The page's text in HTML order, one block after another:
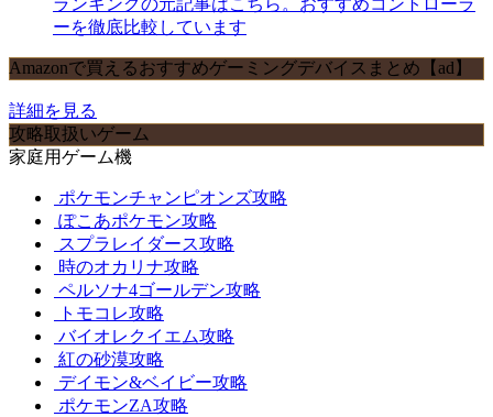
ランキングの元記事はこちら。おすすめコントローラ
ーを徹底比較しています
Amazonで買えるおすすめゲーミングデバイスまとめ【ad】
詳細を見る
攻略取扱いゲーム
家庭用ゲーム機
ポケモンチャンピオンズ攻略
ぽこあポケモン攻略
スプラレイダース攻略
時のオカリナ攻略
ペルソナ4ゴールデン攻略
トモコレ攻略
バイオレクイエム攻略
紅の砂漠攻略
デイモン&ベイビー攻略
ポケモンZA攻略